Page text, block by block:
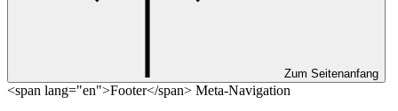
Zum Seitenanfang
<span lang="en">Footer</span> Meta-Navigation